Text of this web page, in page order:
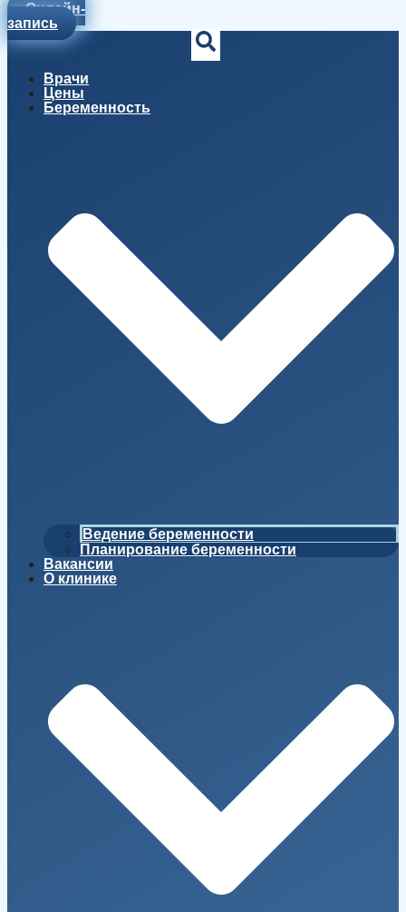
Онлайн-
запись
Врачи
Цены
Беременность
Ведение беременности
Планирование беременности
Вакансии
О клинике